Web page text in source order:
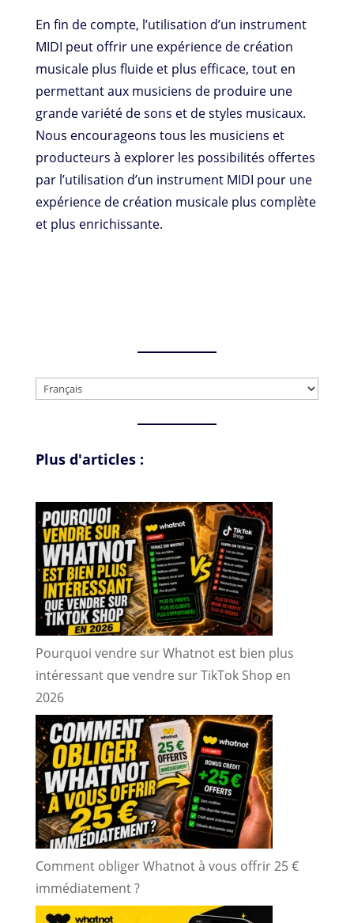
En fin de compte, l’utilisation d’un instrument
MIDI peut offrir une expérience de création
musicale plus fluide et plus efficace, tout en
permettant aux musiciens de produire une
grande variété de sons et de styles musicaux.
Nous encourageons tous les musiciens et
producteurs à explorer les possibilités offertes
par l’utilisation d’un instrument MIDI pour une
expérience de création musicale plus complète
et plus enrichissante.
Choisir
Plus d'articles :
Pourquoi vendre sur Whatnot est bien plus
intéressant que vendre sur TikTok Shop en
2026
Comment obliger Whatnot à vous offrir 25 €
immédiatement ?